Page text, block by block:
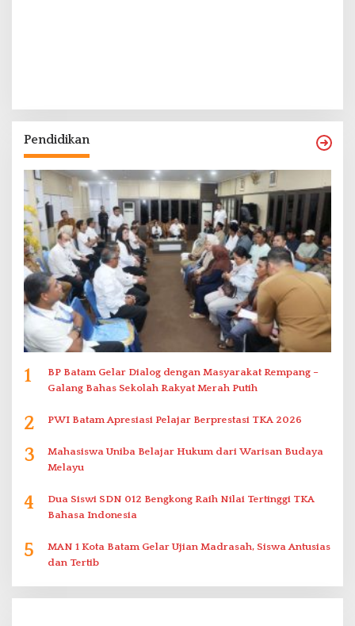
Pendidikan
1
BP Batam Gelar Dialog dengan Masyarakat Rempang –
Galang Bahas Sekolah Rakyat Merah Putih
2 PWI Batam Apresiasi Pelajar Berprestasi TKA 2026
3
Mahasiswa Uniba Belajar Hukum dari Warisan Budaya
Melayu
4
Dua Siswi SDN 012 Bengkong Raih Nilai Tertinggi TKA
Bahasa Indonesia
5
MAN 1 Kota Batam Gelar Ujian Madrasah, Siswa Antusias
dan Tertib